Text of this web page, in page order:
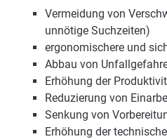
Vermeidung von
unnötige Suchzeiten)
ergonomischere und
Abbau von
Erhöhung der
Reduzierung von
Senkung von
Erhöhung der